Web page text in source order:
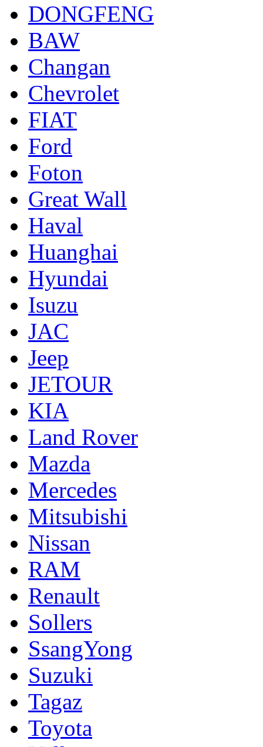
DONGFENG
BAW
Changan
Chevrolet
FIAT
Ford
Foton
Great Wall
Haval
Huanghai
Hyundai
Isuzu
JAC
Jeep
JETOUR
KIA
Land Rover
Mazda
Mercedes
Mitsubishi
Nissan
RAM
Renault
Sollers
SsangYong
Suzuki
Tagaz
Toyota